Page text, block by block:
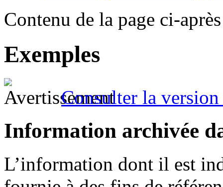
Contenu de la page ci-après
Exemples
Consulter la
Information archivée
L’information dont il est